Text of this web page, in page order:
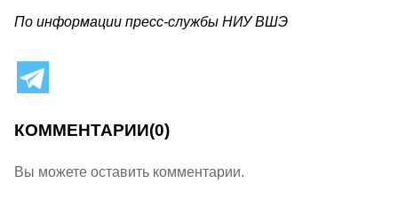
По информации пресс-службы НИУ ВШЭ
КОММЕНТАРИИ(0)
Вы можете оставить комментарии.